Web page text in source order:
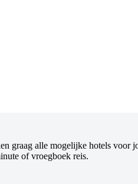
alle mogelijke hotels voor
of vroegboek reis.